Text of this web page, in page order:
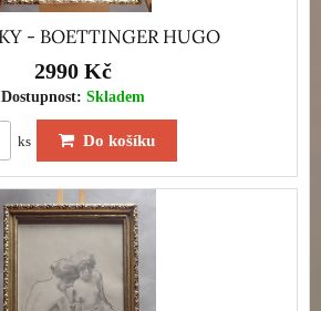
- BOETTINGER HUGO
2990 Kč
Dostupnost: Skladem
ks Do košíku